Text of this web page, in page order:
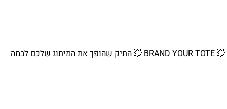
💥 BRAND YOUR TOTE 💥 התיק שהופך את המיתוג שלכם לבמה